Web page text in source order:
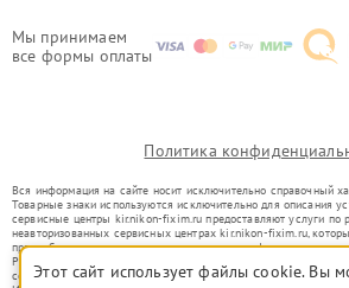
Мы принимаем
все формы оплаты
Политика
Вся информация на сайте носит исключительно справочный
Товарные знаки используются исключительно для описания
сервисные центры kir.nikon-fixim.ru предоставляют услуги по
неавторизованных сервисных центрах kir.nikon-fixim.ru,
правообладателями товарных знаков или их официальными
Ремонт осуществляется для устройств, уже введенных в
со статьей 1487 ГК РФ.
Этот сайт использует файлы cookie. Вы